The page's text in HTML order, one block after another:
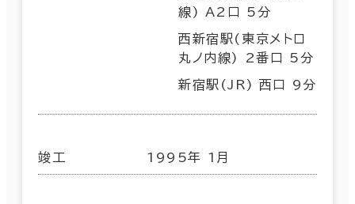
線) A2口 5分
西新宿駅(東京メトロ
丸ノ内線) 2番口 5分
新宿駅(JR) 西口 9分
竣工 1995年 1月